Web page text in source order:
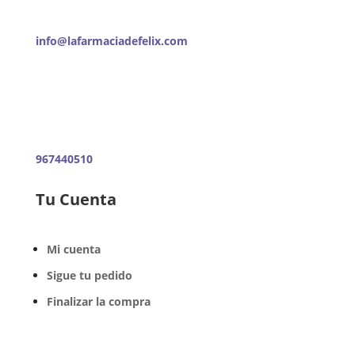
info@lafarmaciadefelix.com
967440510
Tu Cuenta
Mi cuenta
Sigue tu pedido
Finalizar la compra